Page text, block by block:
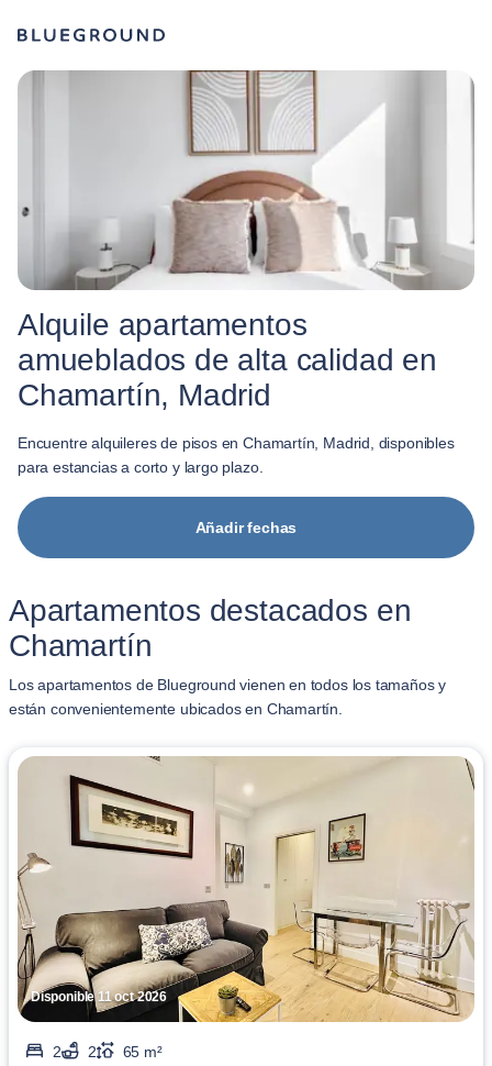
Alquile apartamentos
amueblados de alta calidad en
Chamartín, Madrid
Encuentre alquileres de pisos en Chamartín, Madrid, disponibles
para estancias a corto y largo plazo.
Añadir fechas
Apartamentos destacados en
Chamartín
Los apartamentos de Blueground vienen en todos los tamaños y
están convenientemente ubicados en Chamartín.
Disponible 11 oct 2026
2 2
65 m²